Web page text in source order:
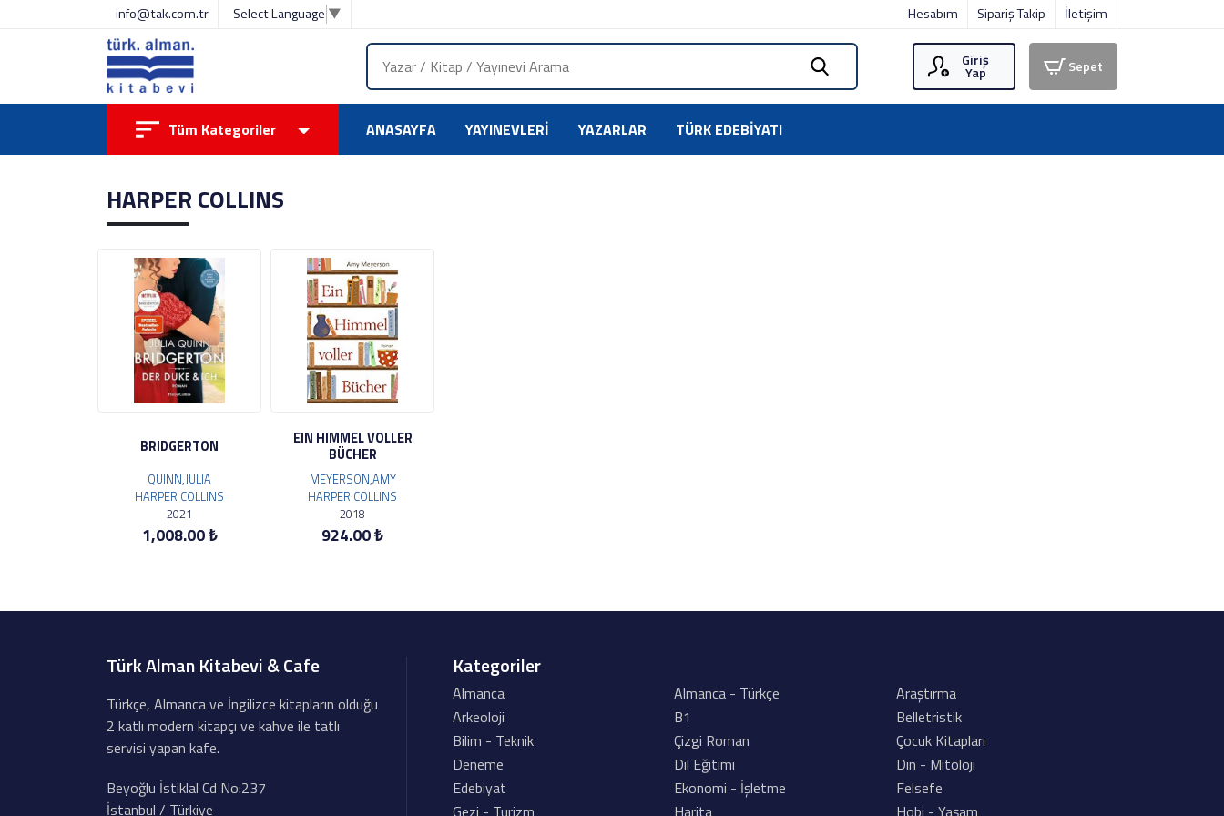
info@tak.com.tr Select Language ▼ Hesabım Sipariş Takip İletişim
Giriş
Yap Sepet
Tüm Kategoriler ANASAYFA YAYINEVLERI YAZARLAR TÜRK EDEBIYATI
HARPER COLLINS
BRIDGERTON
QUINN,JULIA
HARPER COLLINS
2021
1,008.00 ₺
EIN HIMMEL VOLLER
BÜCHER
MEYERSON,AMY
HARPER COLLINS
2018
924.00 ₺
Kategoriler
Almanca Almanca - Türkçe
Araştırma
Arkeoloji
B1
Belletristik
Bilim - Teknik
Çizgi Roman
Çocuk Kitapları
Deneme
Dil Eğitimi
Din - Mitoloji
Edebiyat
Ekonomi - İşletme
Felsefe
Gezi - Turizm
Harita Hobi - Yaşam
Türk Alman Kitabevi & Cafe
Türkçe, Almanca ve İngilizce kitapların olduğu
2 katlı modern kitapçı ve kahve ile tatlı
servisi yapan kafe.
Beyoğlu İstiklal Cd No:237
İstanbul / Türkiye